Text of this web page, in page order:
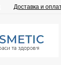
Доставка и